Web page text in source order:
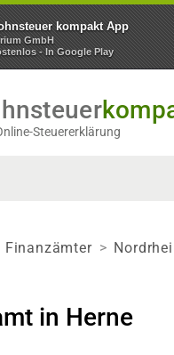
kompakt App
GmbH
- In Google Play
Steuererklärung
Finanzämter
in Herne